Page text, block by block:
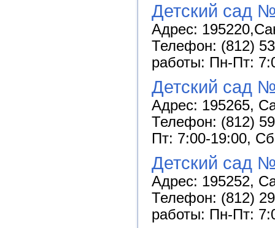
Детский сад
Адрес:
Телефон: (812)
работы: Пн-Пт:
Детский сад
Адрес: 195265,
Телефон: (812)
Пт: 7:00-19:00,
Детский сад
Адрес: 195252,
Телефон: (812)
работы: Пн-Пт: